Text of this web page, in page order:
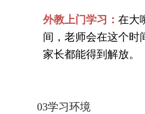
外教上门学习： 在大
间，老师会在这个时
家长都能得到解放。
03学习环境